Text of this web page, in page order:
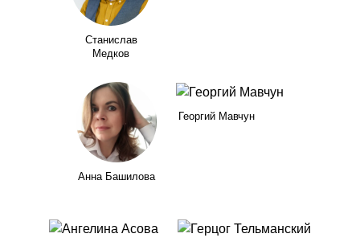
Станислав
Медков
Анна Башилова
Георгий Мавчун